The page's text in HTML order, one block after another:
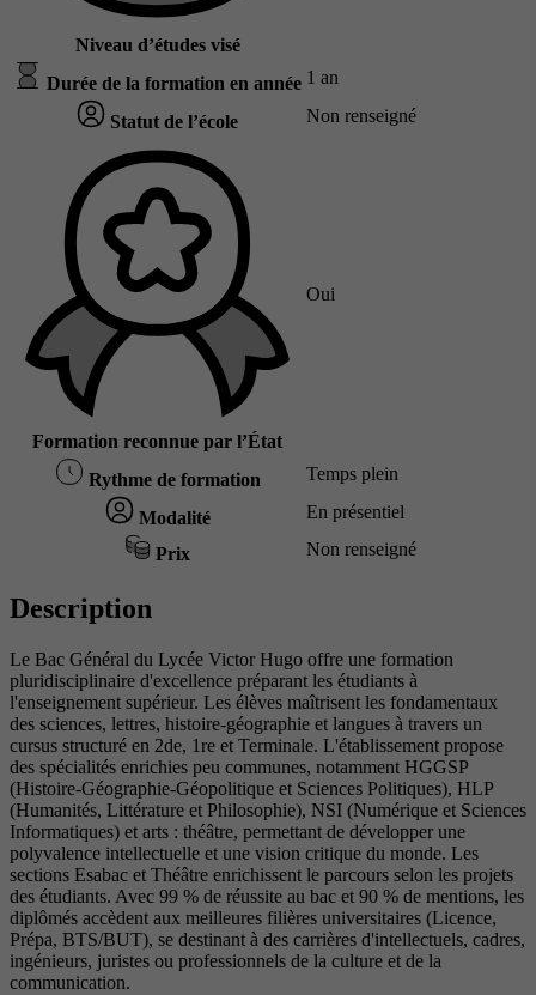
Niveau d’études visé
Durée de la formation en année 1 an
Statut de l’école Non renseigné
Formation reconnue par l’État
Oui
Rythme de formation Temps plein
Modalité En présentiel
Prix Non renseigné
Description
Le Bac Général du Lycée Victor Hugo offre une formation
pluridisciplinaire d'excellence préparant les étudiants à
l'enseignement supérieur. Les élèves maîtrisent les fondamentaux
des sciences, lettres, histoire-géographie et langues à travers un
cursus structuré en 2de, 1re et Terminale. L'établissement propose
des spécialités enrichies peu communes, notamment HGGSP
(Histoire-Géographie-Géopolitique et Sciences Politiques), HLP
(Humanités, Littérature et Philosophie), NSI (Numérique et Sciences
Informatiques) et arts : théâtre, permettant de développer une
polyvalence intellectuelle et une vision critique du monde. Les
sections Esabac et Théâtre enrichissent le parcours selon les projets
des étudiants. Avec 99 % de réussite au bac et 90 % de mentions, les
diplômés accèdent aux meilleures filières universitaires (Licence,
Prépa, BTS/BUT), se destinant à des carrières d'intellectuels, cadres,
ingénieurs, juristes ou professionnels de la culture et de la
communication.